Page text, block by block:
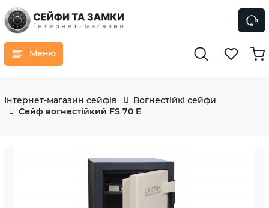
Меню
Інтернет-магазин сейфів
Вогнестійкі сейфи
Сейф вогнестійкий FS 70 E